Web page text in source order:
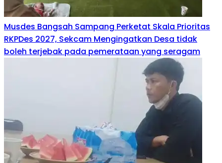
Musdes Bangsah Sampang Perketat Skala Prioritas
RKPDes 2027, Sekcam Mengingatkan Desa tidak
boleh terjebak pada pemerataan yang seragam